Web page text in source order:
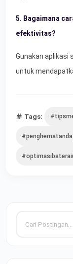
5. Bagaimana
efektivitas?
Gunakan
untuk
Tags: